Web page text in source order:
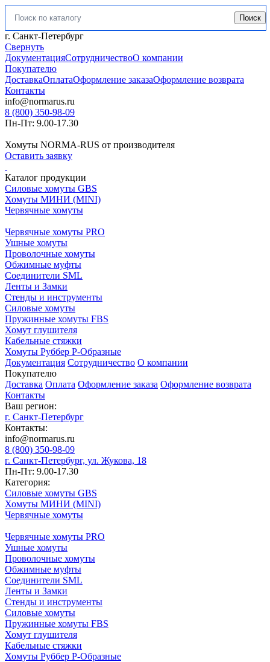
Искать: Поиск
г. Санкт-Петербург
Свернуть
ДокументацияСотрудничествоО компании
Покупателю
ДоставкаОплатаОформление заказаОформление возврата
Контакты
info@normarus.ru
8 (800) 350-98-09
Пн-Пт: 9.00-17.30
Хомуты NORMA-RUS от производителя
Оставить заявку
Каталог продукции
Силовые хомуты GBS
Хомуты МИНИ (MINI)
Червячные хомуты
Червячные хомуты PRO
Ушные хомуты
Проволочные хомуты
Обжимные муфты
Соединители SML
Ленты и Замки
Стенды и инструменты
Силовые хомуты
Пружинные хомуты FBS
Хомут глушителя
Кабельные стяжки
Хомуты Руббер Р-Образные
Документация Сотрудничество О компании
Покупателю
Доставка Оплата Оформление заказа Оформление возврата
Контакты
Ваш регион:
г. Санкт-Петербург
Контакты:
info@normarus.ru
8 (800) 350-98-09
г. Санкт-Петербург, ул. Жукова, 18
Пн-Пт: 9.00-17.30
Категория:
Силовые хомуты GBS
Хомуты МИНИ (MINI)
Червячные хомуты
Червячные хомуты PRO
Ушные хомуты
Проволочные хомуты
Обжимные муфты
Соединители SML
Ленты и Замки
Стенды и инструменты
Силовые хомуты
Пружинные хомуты FBS
Хомут глушителя
Кабельные стяжки
Хомуты Руббер Р-Образные